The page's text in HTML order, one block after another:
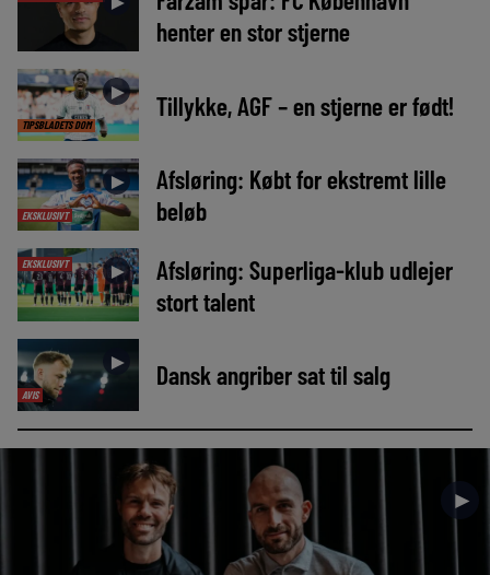
henter en stor stjerne
TIPSBLADETS DOM
► Tillykke, AGF – en stjerne er født!
EKSKLUSIVT
►
Afsløring: Købt for ekstremt lille
beløb
EKSKLUSIVT ►
Afsløring: Superliga-klub udlejer
stort talent
AVIS
► Dansk angriber sat til salg
►